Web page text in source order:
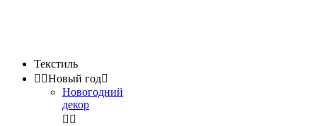
Текстиль
 Новый год
Новогодний
декор
 